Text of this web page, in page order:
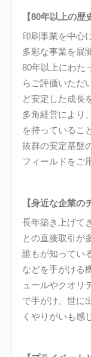
【80年以上の歴
印刷事業を中心
多彩な事業を展
80年以上にわた
らご評価いただ
ど安定した成長
多角経営により
を持っているこ
抜群の安定基盤
フィールドをご
【身近な企業の
長年築き上げて
との直接取引が
誰もが知ってい
などを手がける
ュールやクオリ
で手がけ、世に
くやりがいも感